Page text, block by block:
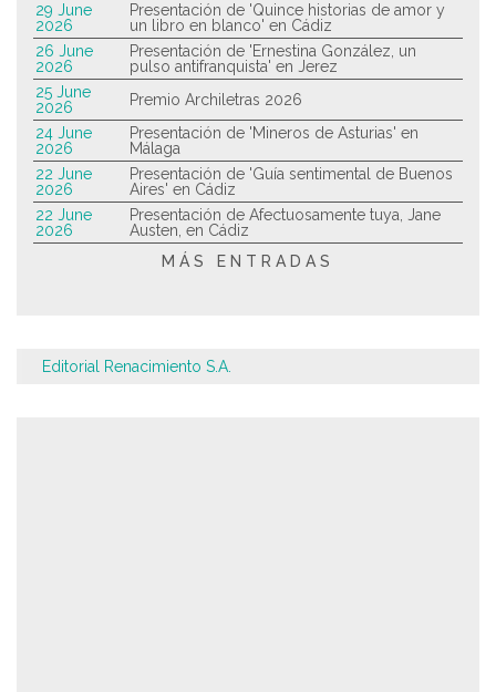
29 June
2026
Presentación de 'Quince historias de amor y
un libro en blanco' en Cádiz
26 June
2026
Presentación de 'Ernestina González, un
pulso antifranquista' en Jerez
25 June
2026
Premio Archiletras 2026
24 June
2026
Presentación de 'Mineros de Asturias' en
Málaga
22 June
2026
Presentación de 'Guía sentimental de Buenos
Aires' en Cádiz
22 June
2026
Presentación de Afectuosamente tuya, Jane
Austen, en Cádiz
MÁS ENTRADAS
Editorial Renacimiento S.A.